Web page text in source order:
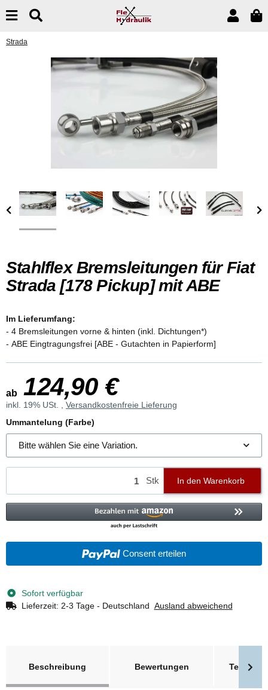
Strada
Stahlflex Bremsleitungen für Fiat
Strada [178 Pickup] mit ABE
Im Lieferumfang:
- 4 Bremsleitungen vorne & hinten (inkl. Dichtungen*)
- ABE Eingtragungsfrei [ABE - Gutachten in Papierform]
ab 124,90 €
inkl. 19% USt. , Versandkostenfreie Lieferung
Ummantelung (Farbe)
Bitte wählen Sie eine Variation.
Stk In den Warenkorb
Consent erteilen
Sofort verfügbar
Lieferzeit: 2-3 Tage - Deutschland Ausland abweichend
Beschreibung
Bewertungen